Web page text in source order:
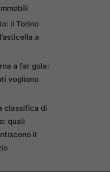
il Torino
a
a far gola:
vogliono
classifica di
quali
il